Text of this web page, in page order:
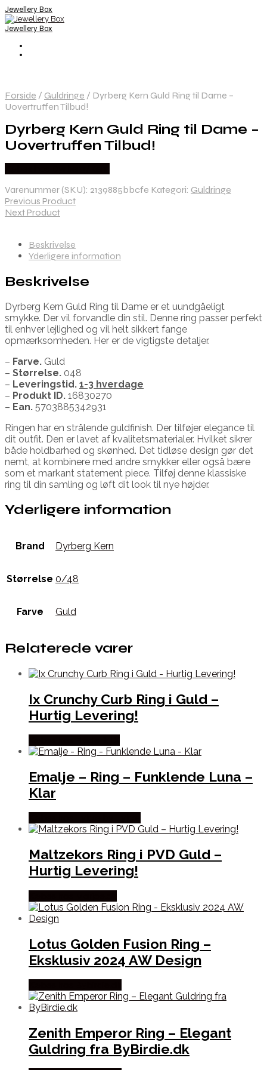
Jewellery Box
Jewellery Box
Forside / Guldringe / Dyrberg Kern Guld Ring til Dame –
Uovertruffen Tilbud!
Dyrberg Kern Guld Ring til Dame –
Uovertruffen Tilbud!
Varenummer (SKU): 2139885bbcfe Kategori: Guldringe
Previous Product
Next Product
Beskrivelse
Yderligere information
Beskrivelse
Dyrberg Kern Guld Ring til Dame er et uundgåeligt
smykke. Der vil forvandle din stil. Denne ring passer perfekt
til enhver lejlighed og vil helt sikkert fange
opmærksomheden. Her er de vigtigste detaljer.
– Farve. Guld
– Størrelse. 048
– Leveringstid. 1-3 hverdage
– Produkt ID. 16830270
– Ean. 5703885342931
Ringen har en strålende guldfinish. Der tilføjer elegance til
dit outfit. Den er lavet af kvalitetsmaterialer. Hvilket sikrer
både holdbarhed og skønhed. Det tidløse design gør det
nemt, at kombinere med andre smykker eller også bære
som et markant statement piece. Tilføj denne klassiske
ring til din samling og løft dit look til nye højder.
Yderligere information
Brand Dyrberg Kern
Størrelse 0/48
Farve Guld
Relaterede varer
Ix Crunchy Curb Ring i Guld –
Hurtig Levering!
Emalje – Ring – Funklende Luna –
Klar
Maltzekors Ring i PVD Guld –
Hurtig Levering!
Lotus Golden Fusion Ring –
Eksklusiv 2024 AW Design
Zenith Emperor Ring – Elegant
Guldring fra ByBirdie.dk